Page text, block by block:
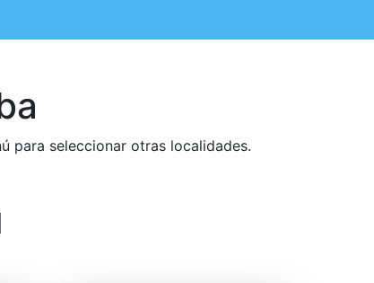
para seleccionar otras localidades.